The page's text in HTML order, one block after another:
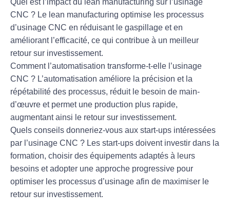
Quel est l’impact du lean manufacturing sur l’usinage
CNC ? Le lean manufacturing optimise les processus
d’usinage CNC en réduisant le gaspillage et en
améliorant l’efficacité, ce qui contribue à un meilleur
retour sur investissement.
Comment l’automatisation transforme-t-elle l’usinage
CNC ? L’automatisation améliore la précision et la
répétabilité des processus, réduit le besoin de main-
d’œuvre et permet une production plus rapide,
augmentant ainsi le retour sur investissement.
Quels conseils donneriez-vous aux start-ups intéressées
par l’usinage CNC ? Les start-ups doivent investir dans la
formation, choisir des équipements adaptés à leurs
besoins et adopter une approche progressive pour
optimiser les processus d’usinage afin de maximiser le
retour sur investissement.